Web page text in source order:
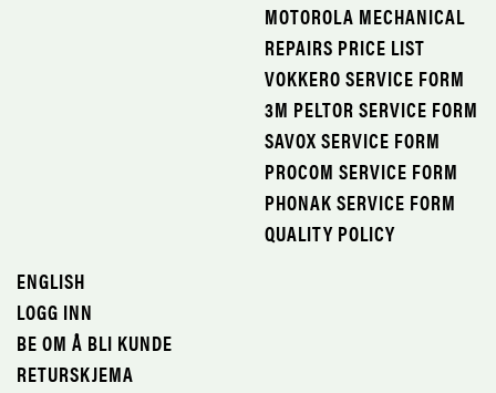
MOTOROLA MECHANICAL
REPAIRS PRICE LIST
VOKKERO SERVICE FORM
3M PELTOR SERVICE FORM
SAVOX SERVICE FORM
PROCOM SERVICE FORM
PHONAK SERVICE FORM
QUALITY POLICY
ENGLISH
LOGG INN
BE OM Å BLI KUNDE
RETURSKJEMA